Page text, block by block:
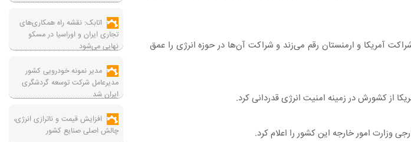
آمریکا و ارمنستان رقم می‌زند و شراکت آن‌ها در حوزه انرژی را عمق
از کشورش در زمینه امنیت انرژی قدردانی کرد.
اتابک: نقشه راه همکاری‌های
تجاری ایران و اوراسیا در مسکو
نهایی می‌شود
مدیر نمونه خودرویی کشور
مدیرعامل شرکت توسعه گردشگری
ایران شد
افزایش قیمت و ناترازی انرژی،
چالش اصلی صنایع کشور